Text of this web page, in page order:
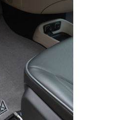
в целях
данных,